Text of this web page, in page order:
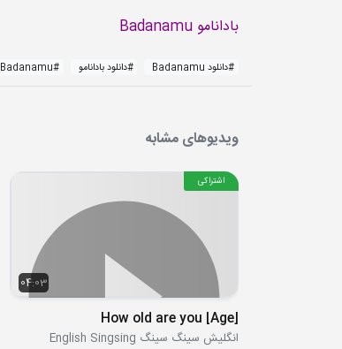
بادانامو Badanamu
#دانلود Badanamu #دانلود بادانامو #
Badanamu
ویدیوهای مشابه
04:03
اشتراکی
[Age] How old are you
انگلیش سینگ سینگ English Singsing